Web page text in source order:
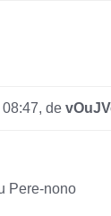
de
Pere-nono